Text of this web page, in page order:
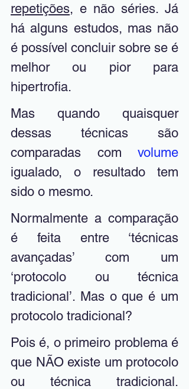
repetições, e não séries. Já
há alguns estudos, mas não
é possível concluir sobre se é
melhor ou pior para
hipertrofia.
Mas quando quaisquer
dessas técnicas são
comparadas com volume
igualado, o resultado tem
sido o mesmo.
Normalmente a comparação
é feita entre ‘técnicas
avançadas’ com um
‘protocolo ou técnica
tradicional’. Mas o que é um
protocolo tradicional?
Pois é, o primeiro problema é
que NÃO existe um protocolo
ou técnica tradicional.